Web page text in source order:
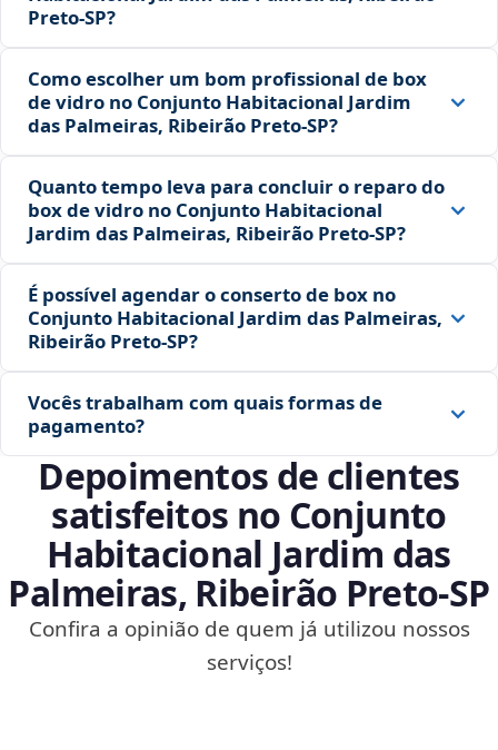
Preto‑SP?
Como escolher um bom profissional de box
de vidro no Conjunto Habitacional Jardim
das Palmeiras, Ribeirão Preto‑SP?
Quanto tempo leva para concluir o reparo do
box de vidro no Conjunto Habitacional
Jardim das Palmeiras, Ribeirão Preto‑SP?
É possível agendar o conserto de box no
Conjunto Habitacional Jardim das Palmeiras,
Ribeirão Preto‑SP?
Vocês trabalham com quais formas de
pagamento?
Depoimentos de clientes
satisfeitos no Conjunto
Habitacional Jardim das
Palmeiras, Ribeirão Preto‑SP
Confira a opinião de quem já utilizou nossos
serviços!